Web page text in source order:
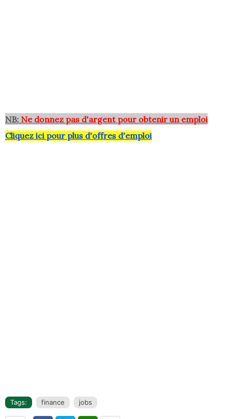
NB: Ne donnez pas d'argent pour obtenir un emploi
Cliquez ici pour plus d'offres d'emploi
Tags: finance jobs